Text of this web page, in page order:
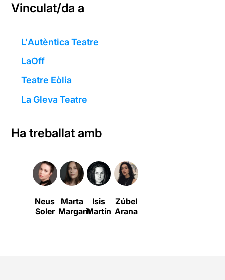
Vinculat/da a
L'Autèntica Teatre
LaOff
Teatre Eòlia
La Gleva Teatre
Ha treballat amb
Neus
Soler
Marta
Margarit
Isis
Martín
Zúbel
Arana